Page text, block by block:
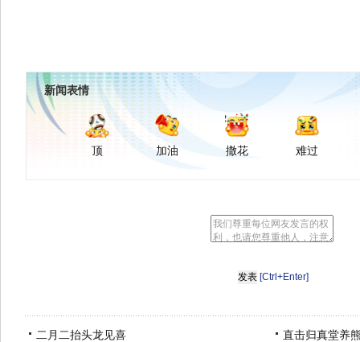
新闻表情
顶 加油 撒花 难过
[Ctrl+Enter]
二月二抬头龙见喜 直击归真堂养